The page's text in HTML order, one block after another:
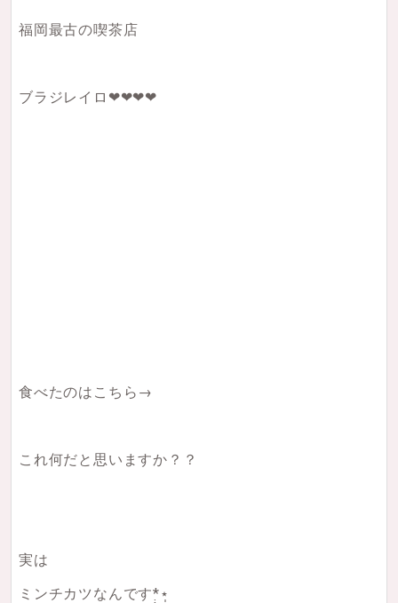
福岡最古の喫茶店
ブラジレイロ❤︎❤︎❤︎❤︎
食べたのはこちら→
これ何だと思いますか？？
実は
ミンチカツなんです*̣̩⋆̩